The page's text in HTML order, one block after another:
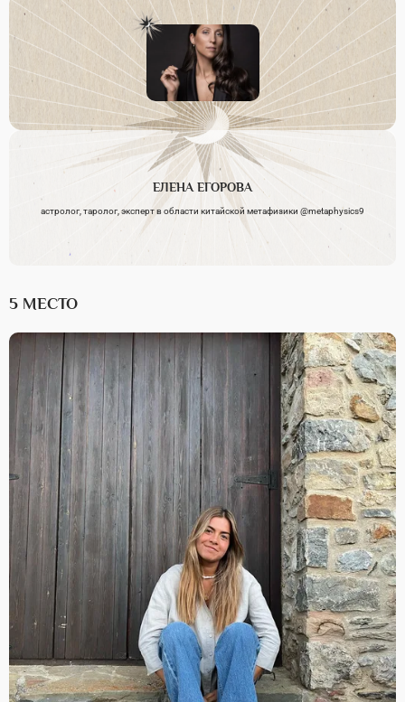
ЕЛЕНА ЕГОРОВА
астролог, таролог, эксперт в области китайской метафизики @metaphysics9
5 МЕСТО